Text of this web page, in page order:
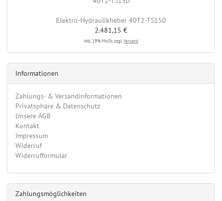
Elektro-Hydraulikheber 40T2-TS150
2.481,15 €
inkl. 19% MwSt. zzgl. Versand
Informationen
Zahlungs- & Versandinformationen
Privatsphäre & Datenschutz
Unsere AGB
Kontakt
Impressum
Widerruf
Widerrufformular
Zahlungsmöglichkeiten